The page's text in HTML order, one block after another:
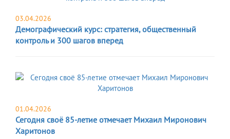
03.04.2026
Демографический курс: стратегия, общественный
контроль и 300 шагов вперед
01.04.2026
Сегодня своё 85-летие отмечает Михаил Миронович
Харитонов